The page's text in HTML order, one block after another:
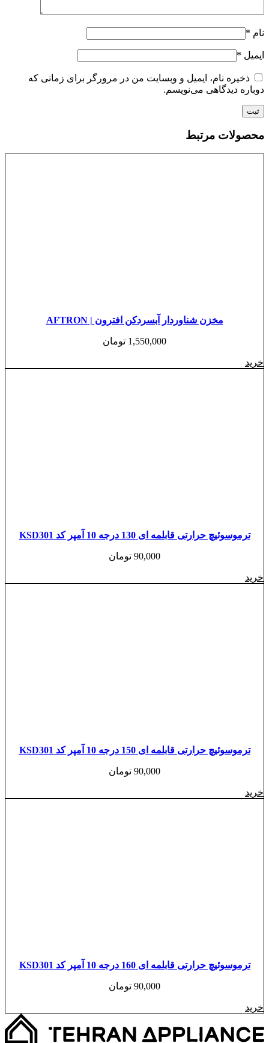
نام *
ایمیل *
ذخیره نام، ایمیل و وبسایت من در مرورگر برای زمانی که
دوباره دیدگاهی می‌نویسم.
محصولات مرتبط
مخزن شناوردار آبسردکن افترون | AFTRON
1,550,000 تومان
خرید
ترموسوئیچ حرارتی قابلمه ای 130 درجه 10 آمپر کد KSD301
90,000 تومان
خرید
ترموسوئیچ حرارتی قابلمه ای 150 درجه 10 آمپر کد KSD301
90,000 تومان
خرید
ترموسوئیچ حرارتی قابلمه ای 160 درجه 10 آمپر کد KSD301
90,000 تومان
خرید